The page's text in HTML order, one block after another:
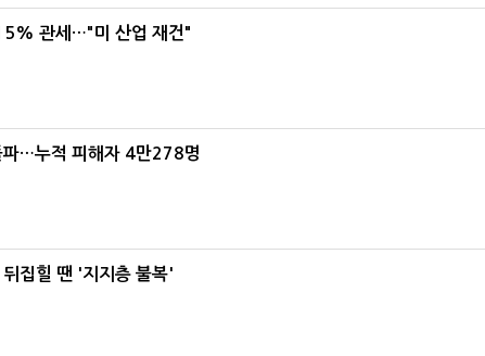
관세…"미 산업 재건"
파…누적 피해자 4만278명
집힐 땐 '지지층 불복'